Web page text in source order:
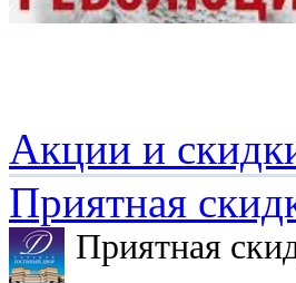
Акции и
Приятная
Приятная